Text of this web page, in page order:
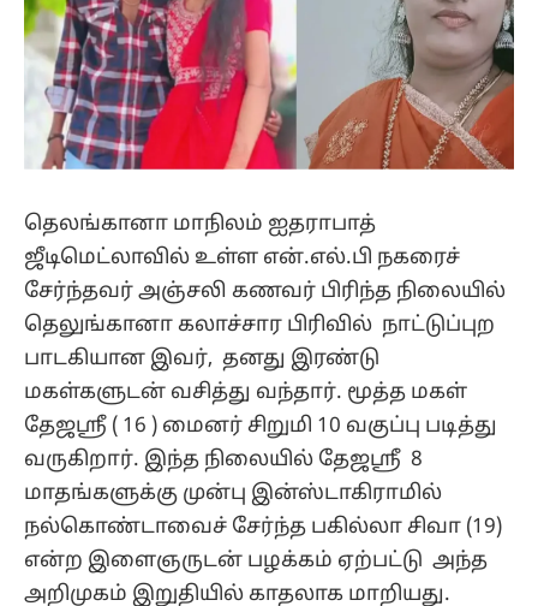
தெலங்கானா மாநிலம் ஐதராபாத்
ஜீடிமெட்லாவில் உள்ள என்.எல்.பி நகரைச்
சேர்ந்தவர் அஞ்சலி கணவர் பிரிந்த நிலையில்
தெலுங்கானா கலாச்சார பிரிவில் நாட்டுப்புற
பாடகியான இவர், தனது இரண்டு
மகள்களுடன் வசித்து வந்தார். மூத்த மகள்
தேஜஸ்ரீ ( 16 ) மைனர் சிறுமி 10 வகுப்பு படித்து
வருகிறார். இந்த நிலையில் தேஜஸ்ரீ 8
மாதங்களுக்கு முன்பு இன்ஸ்டாகிராமில்
நல்கொண்டாவைச் சேர்ந்த பகில்லா சிவா (19)
என்ற இளைஞருடன் பழக்கம் ஏற்பட்டு அந்த
அறிமுகம் இறுதியில் காதலாக மாறியது.